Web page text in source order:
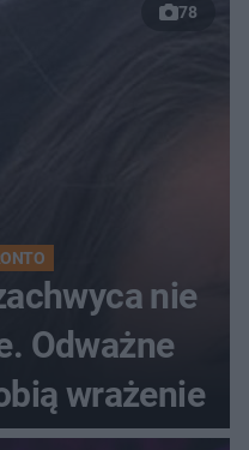
78
nie
Odważne
wrażenie